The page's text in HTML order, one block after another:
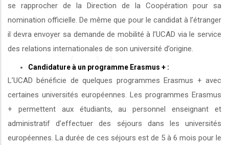
se rapprocher de la Direction de la Coopération pour sa
nomination officielle. De même que pour le candidat à l’étranger
il devra envoyer sa demande de mobilité à l’UCAD via le service
des relations internationales de son université d’origine.
Candidature à un programme Erasmus + :
L’UCAD bénéficie de quelques programmes Erasmus + avec
certaines universités européennes. Les programmes Erasmus
+ permettent aux étudiants, au personnel enseignant et
administratif d’effectuer des séjours dans les universités
européennes. La durée de ces séjours est de 5 à 6 mois pour le